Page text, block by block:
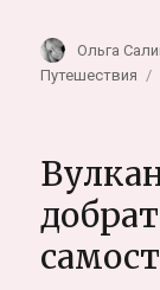
Автор
Ольга
Путешествия